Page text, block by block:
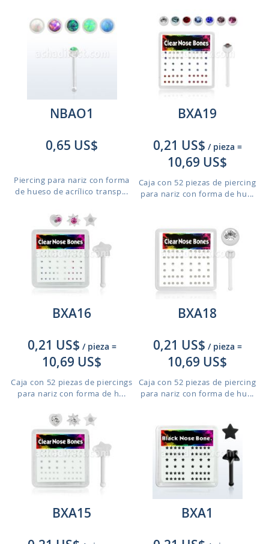
NBAO1
0,65 US$
Piercing para nariz con forma
de hueso de acrílico transp...
BXA19
0,21 US$ / pieza =
10,69 US$
Caja con 52 piezas de piercing
para nariz con forma de hu...
BXA16
0,21 US$ / pieza =
10,69 US$
Caja con 52 piezas de piercings
para nariz con forma de h...
BXA18
0,21 US$ / pieza =
10,69 US$
Caja con 52 piezas de piercing
para nariz con forma de hu...
BXA15
BXA1